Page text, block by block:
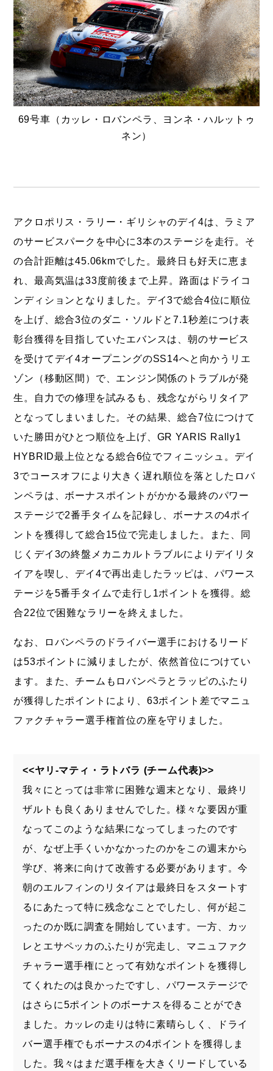
69号車（カッレ・ロバンペラ、ヨンネ・ハルットゥ
ネン）
アクロポリス・ラリー・ギリシャのデイ4は、ラミア
のサービスパークを中心に3本のステージを走行。そ
の合計距離は45.06kmでした。最終日も好天に恵ま
れ、最高気温は33度前後まで上昇。路面はドライコ
ンディションとなりました。デイ3で総合4位に順位
を上げ、総合3位のダニ・ソルドと7.1秒差につけ表
彰台獲得を目指していたエバンスは、朝のサービス
を受けてデイ4オープニングのSS14へと向かうリエ
ゾン（移動区間）で、エンジン関係のトラブルが発
生。自力での修理を試みるも、残念ながらリタイア
となってしまいました。その結果、総合7位につけて
いた勝田がひとつ順位を上げ、GR YARIS Rally1
HYBRID最上位となる総合6位でフィニッシュ。デイ
3でコースオフにより大きく遅れ順位を落としたロバ
ンペラは、ボーナスポイントがかかる最終のパワー
ステージで2番手タイムを記録し、ボーナスの4ポイ
ントを獲得して総合15位で完走しました。また、同
じくデイ3の終盤メカニカルトラブルによりデイリタ
イアを喫し、デイ4で再出走したラッピは、パワース
テージを5番手タイムで走行し1ポイントを獲得。総
合22位で困難なラリーを終えました。
なお、ロバンペラのドライバー選手におけるリード
は53ポイントに減りましたが、依然首位につけてい
ます。また、チームもロバンペラとラッピのふたり
が獲得したポイントにより、63ポイント差でマニュ
ファクチャラー選手権首位の座を守りました。
<<ヤリ-マティ・ラトバラ (チーム代表)>>
我々にとっては非常に困難な週末となり、最終リ
ザルトも良くありませんでした。様々な要因が重
なってこのような結果になってしまったのです
が、なぜ上手くいかなかったのかをこの週末から
学び、将来に向けて改善する必要があります。今
朝のエルフィンのリタイアは最終日をスタートす
るにあたって特に残念なことでしたし、何が起こ
ったのか既に調査を開始しています。一方、カッ
レとエサペッカのふたりが完走し、マニュファク
チャラー選手権にとって有効なポイントを獲得し
てくれたのは良かったですし、パワーステージで
はさらに5ポイントのボーナスを得ることができ
ました。カッレの走りは特に素晴らしく、ドライ
バー選手権でもボーナスの4ポイントを獲得しま
した。我々はまだ選手権を大きくリードしている